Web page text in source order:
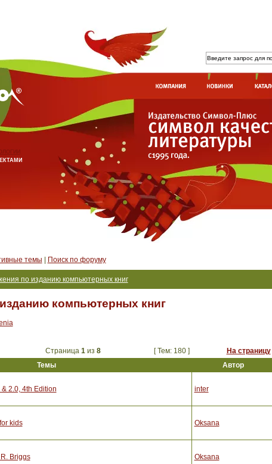
темы Поиск по форуму
по изданию компьютерных книг
компьютерных книг
Страница 1из 8 [ Тем: 180 ] На страницу
Темы
Автор
2.0, 4th Edition inter
kids Oksana
Briggs Oksana